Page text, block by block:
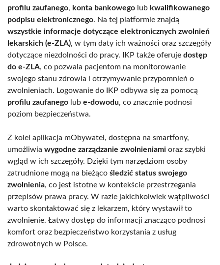
profilu zaufanego, konta bankowego lub kwalifikowanego
podpisu elektronicznego. Na tej platformie znajdą
wszystkie informacje dotyczące elektronicznych zwolnień
lekarskich (e-ZLA), w tym daty ich ważności oraz szczegóły
dotyczące niezdolności do pracy. IKP także oferuje dostęp
do e-ZLA, co pozwala pacjentom na monitorowanie
swojego stanu zdrowia i otrzymywanie przypomnień o
zwolnieniach. Logowanie do IKP odbywa się za pomocą
profilu zaufanego lub e-dowodu, co znacznie podnosi
poziom bezpieczeństwa.
Z kolei aplikacja mObywatel, dostępna na smartfony,
umożliwia wygodne zarządzanie zwolnieniami oraz szybki
wgląd w ich szczegóły. Dzięki tym narzędziom osoby
zatrudnione mogą na bieżąco śledzić status swojego
zwolnienia, co jest istotne w kontekście przestrzegania
przepisów prawa pracy. W razie jakichkolwiek wątpliwości
warto skontaktować się z lekarzem, który wystawił to
zwolnienie. Łatwy dostęp do informacji znacząco podnosi
komfort oraz bezpieczeństwo korzystania z usług
zdrowotnych w Polsce.